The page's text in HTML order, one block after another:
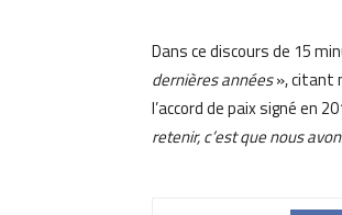
Dans ce discours de 15
dernières années», citant
l’accord de paix signé en
retenir, c’est que nous